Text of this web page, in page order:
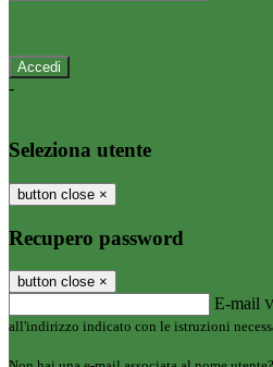
-
Seleziona utente
button close ×
Recupero password
button close ×
E-mail
all'indirizzo indicato con le istruzioni